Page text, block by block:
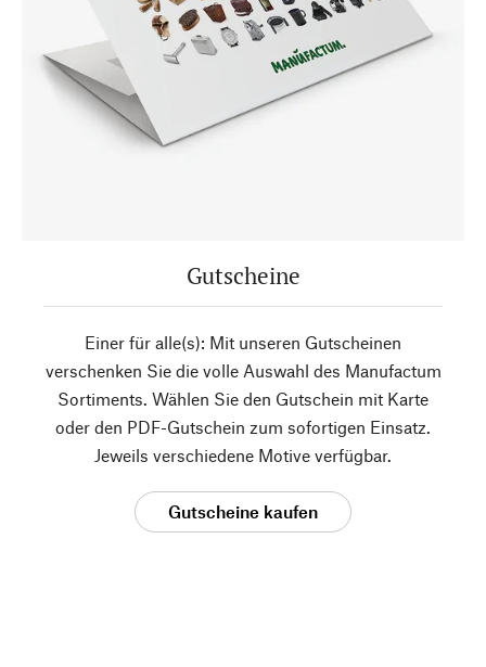
Gutscheine
Einer für alle(s): Mit unseren Gutscheinen
verschenken Sie die volle Auswahl des Manufactum
Sortiments. Wählen Sie den Gutschein mit Karte
oder den PDF-Gutschein zum sofortigen Einsatz.
Jeweils verschiedene Motive verfügbar.
Gutscheine kaufen